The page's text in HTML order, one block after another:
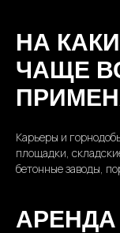
НА
ЧАЩЕ
Карьеры и
площадки,
бетонные заводы,